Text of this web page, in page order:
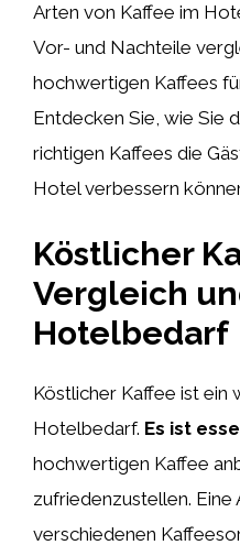
Arten von Kaffee im
Vor- und Nachteile
hochwertigen Kaffees
Entdecken Sie, wie Sie
richtigen Kaffees die
Hotel verbessern
Köstlicher
Vergleich
Hotelbedarf
Köstlicher Kaffee ist ein
Hotelbedarf. Es ist
hochwertigen Kaffee
zufriedenzustellen. Eine
verschiedenen